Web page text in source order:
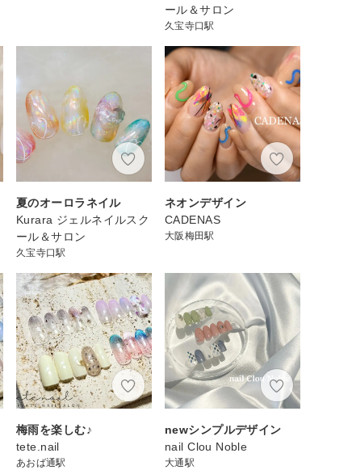
ール＆サロン
久宝寺口駅
夏のオーロラネイル
Kurara ジェルネイルスク
ール＆サロン
久宝寺口駅
ネオンデザイン
CADENAS
大阪梅田駅
梅雨を楽しむ♪
tete.nail
あおば通駅
newシンプルデザイン
nail Clou Noble
大通駅